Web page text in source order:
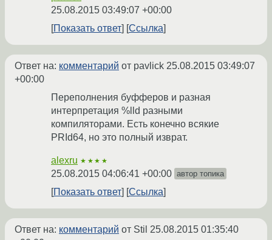
25.08.2015 03:49:07 +00:00
Показать ответ
Ссылка
Ответ на: комментарий от pavlick 25.08.2015 03:49:07
+00:00
Переполнения буфферов и разная
интерпретация %lld разными
компиляторами. Есть конечно всякие
PRId64, но это полный изврат.
alexru ★★★★
25.08.2015 04:06:41 +00:00 автор топика
Показать ответ Ссылка
Ответ на: комментарий от Stil 25.08.2015 01:35:40